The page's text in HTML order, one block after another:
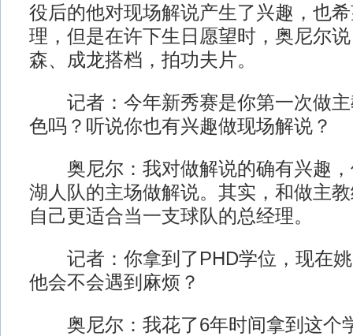
役后的他对现场解说产生了兴趣，也
理，但是在许下生日愿望时，奥尼尔
森、成龙搭档，拍功夫片。
记者：今年新秀赛是你第一次做主
色吗？听说你也有兴趣做现场解说？
奥尼尔：我对做解说的确有兴趣，
湖人队的主场做解说。其实，和做主
自己更适合当一支球队的总经理。
记者：你拿到了PHD学位，现在姚
他会不会遇到麻烦？
奥尼尔：我花了6年时间拿到这个